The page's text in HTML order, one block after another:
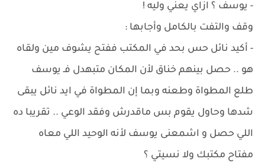
- يوسف ؟ ازاي يعني وليه !
وقف والتفت بالكامل وأجابها :
- أكيد نائل حس بحد في المكتب ففتح يشوف مين ولقاه
هو .. حصل بينهم خناق لأن المكان متبهدل فـ يوسف
طلع المطواة وطعنه وبما إن المطواة في ايد نائل يبقى
شدها وحاول يقوم بس ماقدرش وفقد الوعي .. تقريبا ده
اللي حصل و اشمعنى يوسف لأنه الوحيد اللي معاه
مفتاح مكتبك ولا نسيتي ؟